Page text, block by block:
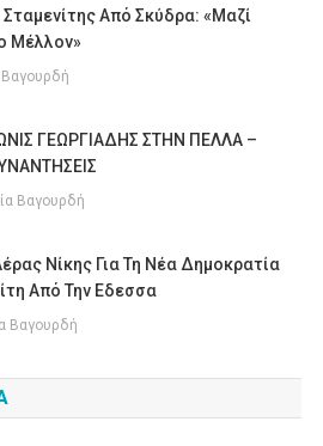
Από Σκύδρα: «Μαζί
Μέλλον»
ΓΕΩΡΓΙΑΔΗΣ ΣΤΗΝ ΠΕΛΛΑ –
Βαγουρδή
Νίκης Για Τη Νέα Δημοκρατία
Από Την Εδεσσα
Βαγουρδή